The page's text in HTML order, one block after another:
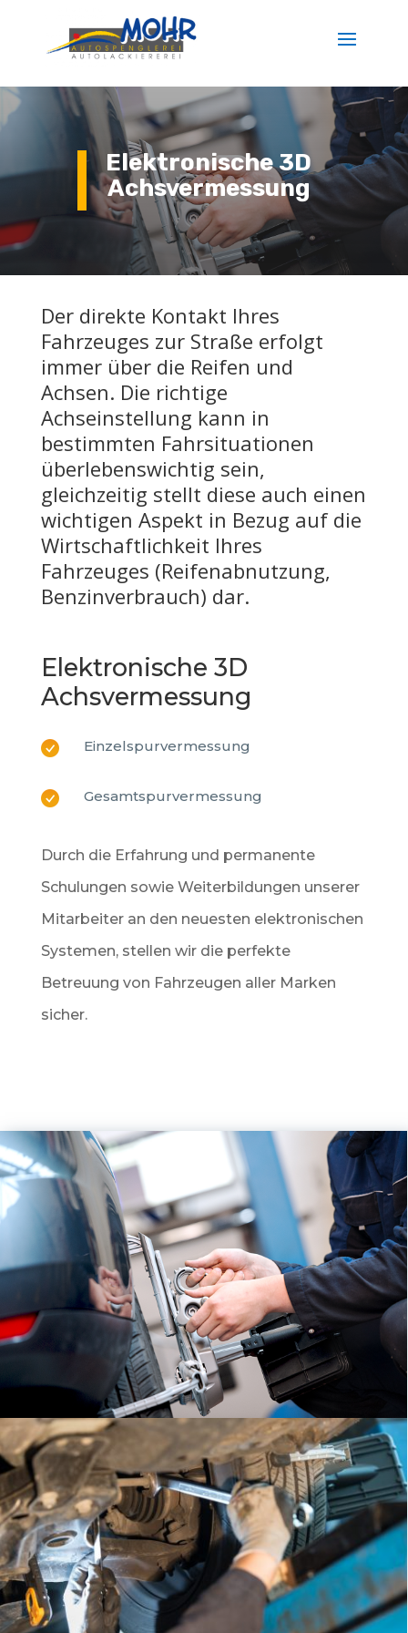
Elektronische 3D
Achsvermessung
Der direkte Kontakt Ihres
Fahrzeuges zur Straße erfolgt
immer über die Reifen und
Achsen. Die richtige
Achseinstellung kann in
bestimmten Fahrsituationen
überlebenswichtig sein,
gleichzeitig stellt diese auch einen
wichtigen Aspekt in Bezug auf die
Wirtschaftlichkeit Ihres
Fahrzeuges (Reifenabnutzung,
Benzinverbrauch) dar.
Elektronische 3D
Achsvermessung
Einzelspurvermessung
Gesamtspurvermessung
Durch die Erfahrung und permanente
Schulungen sowie Weiterbildungen unserer
Mitarbeiter an den neuesten elektronischen
Systemen, stellen wir die perfekte
Betreuung von Fahrzeugen aller Marken
sicher.